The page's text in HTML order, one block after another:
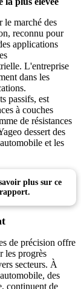
le marché des
reconnu pour
applications
L'entreprise
dans les
passifs, est
à couches
de résistances
dessert des
et les
plus sur ce
rapport.
de précision offre
les progrès
secteurs. À
des
continuent de